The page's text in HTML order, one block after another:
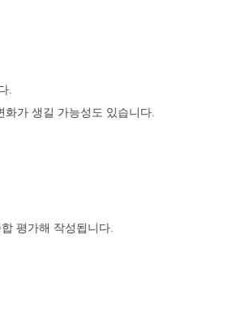
.
화가 생길 가능성도 있습니다.
평가해 작성됩니다.